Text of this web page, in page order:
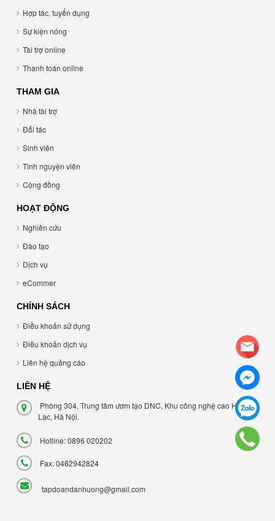
Hợp tác, tuyển dụng
Sự kiện nóng
Tài trợ online
Thanh toán online
THAM GIA
Nhà tài trợ
Đối tác
Sinh viên
Tình nguyện viên
Cộng đồng
HOẠT ĐỘNG
Nghiên cứu
Đào tạo
Dịch vụ
eCommer
CHÍNH SÁCH
Điều khoản sử dụng
Điều khoản dịch vụ
Liên hệ quảng cáo
LIÊN HỆ
Phòng 304, Trung tâm ươm tạo DNC, Khu công nghệ cao Hòa
Lạc, Hà Nội.
Hotline: 0896 020202
Fax: 0462942824
tapdoandanhuong@gmail.com